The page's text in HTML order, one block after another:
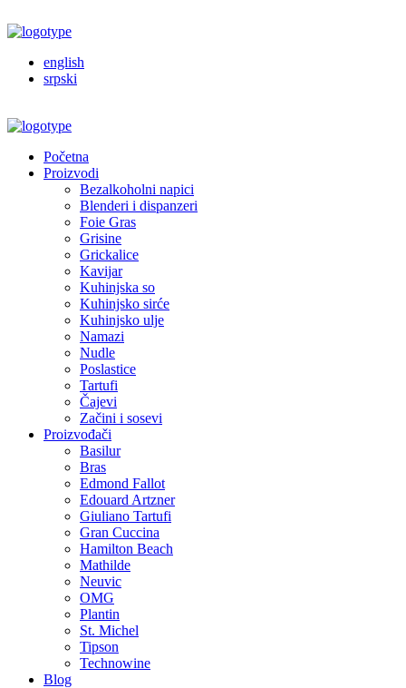
english
srpski
Početna
Proizvodi
Bezalkoholni napici
Blenderi i dispanzeri
Foie Gras
Grisine
Grickalice
Kavijar
Kuhinjska so
Kuhinjsko sirće
Kuhinjsko ulje
Namazi
Nudle
Poslastice
Tartufi
Čajevi
Začini i sosevi
Proizvođači
Basilur
Bras
Edmond Fallot
Edouard Artzner
Giuliano Tartufi
Gran Cuccina
Hamilton Beach
Mathilde
Neuvic
OMG
Plantin
St. Michel
Tipson
Technowine
Blog